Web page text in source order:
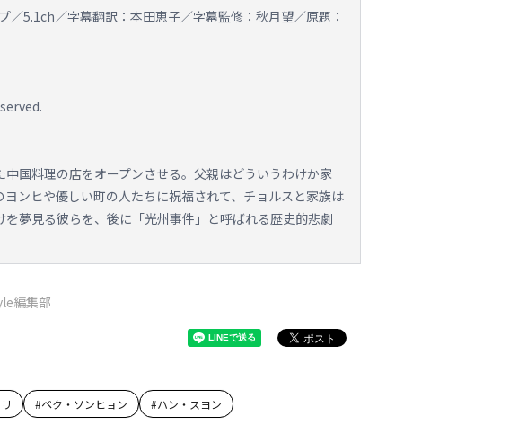
5.1ch／字幕翻訳：本田恵子／字幕監修：秋月望／原題：
国料理の店をオープンさせる。父親はどういうわけか家
ンヒや優しい町の人たちに祝福されて、チョルスと家族は
夢見る彼らを、後に「光州事件」と呼ばれる歴史的悲劇
編集部
#ペク・ソンヒョン #ハン・スヨン